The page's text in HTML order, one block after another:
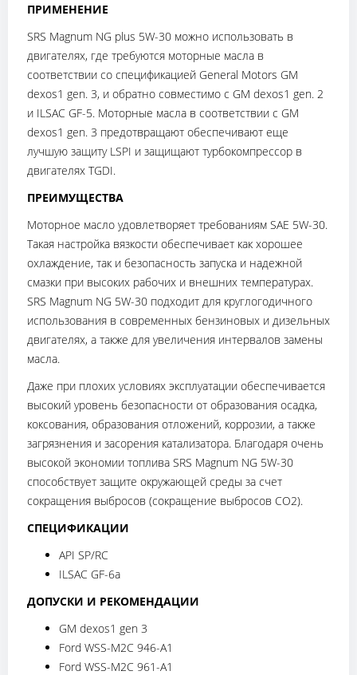
ПРИМЕНЕНИЕ
SRS Magnum NG plus 5W-30 можно использовать в
двигателях, где требуются моторные масла в
соответствии со спецификацией General Motors GM
dexos1 gen. 3, и обратно совместимо с GM dexos1 gen. 2
и ILSAC GF-5. Моторные масла в соответствии с GM
dexos1 gen. 3 предотвращают обеспечивают еще
лучшую защиту LSPI и защищают турбокомпрессор в
двигателях TGDI.
ПРЕИМУЩЕСТВА
Моторное масло удовлетворяет требованиям SAE 5W-30.
Такая настройка вязкости обеспечивает как хорошее
охлаждение, так и безопасность запуска и надежной
смазки при высоких рабочих и внешних температурах.
SRS Magnum NG 5W-30 подходит для круглогодичного
использования в современных бензиновых и дизельных
двигателях, а также для увеличения интервалов замены
масла.
Даже при плохих условиях эксплуатации обеспечивается
высокий уровень безопасности от образования осадка,
коксования, образования отложений, коррозии, а также
загрязнения и засорения катализатора. Благодаря очень
высокой экономии топлива SRS Magnum NG 5W-30
способствует защите окружающей среды за счет
сокращения выбросов (сокращение выбросов CO2).
СПЕЦИФИКАЦИИ
API SP/RC
ILSAC GF-6a
ДОПУСКИ И РЕКОМЕНДАЦИИ
GM dexos1 gen 3
Ford WSS-M2C 946-A1
Ford WSS-M2C 961-A1